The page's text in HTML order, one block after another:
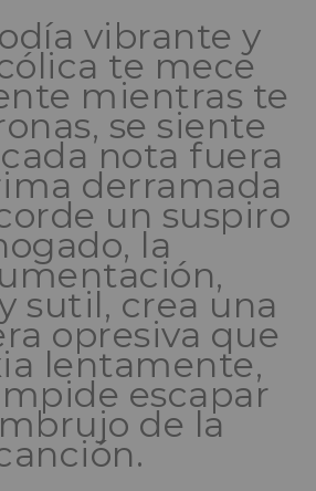
vibrante y
te mece
mientras te
se siente
nota fuera
derramada
un suspiro
la
sutil, crea una
opresiva que
lentamente,
escapar
de la